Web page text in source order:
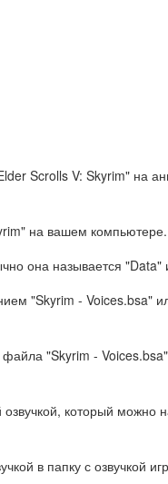
Scrolls V: Skyrim" на
на вашем компьютере.
она называется
"Skyrim - Voices.bsa"
"Skyrim -
озвучкой, который
в папку с